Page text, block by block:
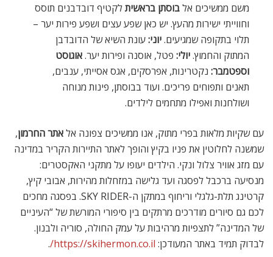
משם ממשיכים אלבוסתן בראשיתלקטיף דובדבנים תוסס
וחווייתי ישירות מהעץ. יש כאן שפע עצים ושפע פירות יער –
תלוי בתקופה שמגיעים.יוני:עונת השיא של הדובדבן
המתוק והחמוץ.יולי: פטל, אוסנה ופירות יער.אוגוסט
וספטמבר: נקטרינות, אפרסקים, אגס אסייתי, ענבים,
תאנים ותפוחים פריכים. ועוד בבוסתן, פינות מנוחה
ושולחנות ואפילו מתחמים לילדים.
עם שקיות מלאות בפרי מתוק, אנו ממשיכים צפונה אלאתר החרמון,
שמשנה לחלוטין את פניו בקיץ והופך לאתר התיירות הקריר במדינה
עם מזג אוויר צלול ונקי. הילדים יעופו על מתקני האקסטרים:
מנסיעה ברכבל לפסגה ועד גלישה במזחלות מהירות, אבובי קיץ,
קרטינג תלת-גלגלי וריחוף במתקן ה-SKY RIDER. בפסגה מחכים
לכם גם סיורים מודרכים מרתקים בין סיפורי המורשת של “העיניים
של המדינה” לתצפיות מרהיבות על עמק החולה, סוריה ולבנון.
לבדוק תמיד באתר המעודכן: https://skihermon.co.il/
.